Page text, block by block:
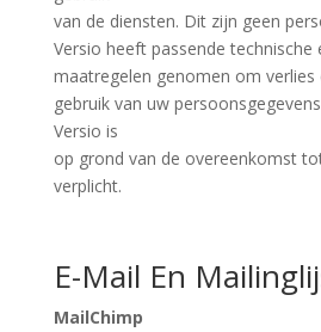
van de diensten. Dit zijn geen
Versio heeft passende technische
maatregelen genomen om
gebruik van uw
Versio is
op grond van de overeenkomst
verplicht.
E-Mail En
MailChimp